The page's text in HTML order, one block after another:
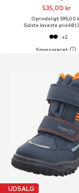
535,00 kr
Oprindeligt: 595,00
Sidste laveste pris:
+2
UDSALG